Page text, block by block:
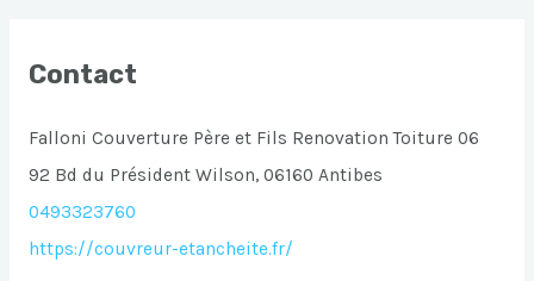
Contact
Falloni Couverture Père et Fils Renovation Toiture 06
92 Bd du Président Wilson, 06160 Antibes
0493323760
https://couvreur-etancheite.fr/